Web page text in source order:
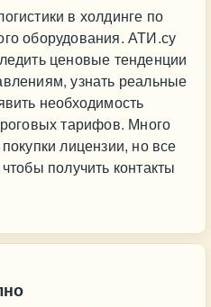
в холдинге по
оборудования. АТИ.су
ценовые тенденции
узнать реальные
необходимость
тарифов. Много
лицензии, но все
получить контакты